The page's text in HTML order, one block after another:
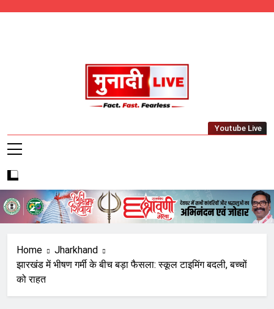
Munadi Live – Jharkhand's Leading Local
Youtube Live
Home
Jharkhand
झारखंड में भीषण गर्मी के बीच बड़ा फैसला: स्कूल टाइमिंग बदली, बच्चों
को राहत